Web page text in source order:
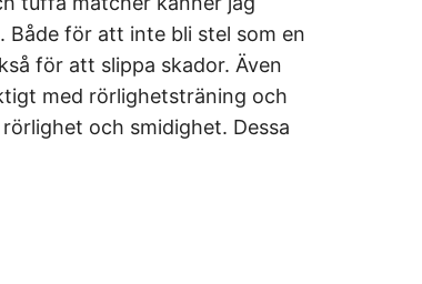
för att inte bli stel som en
för att slippa skador. Även
med rörlighetsträning och
och smidighet. Dessa